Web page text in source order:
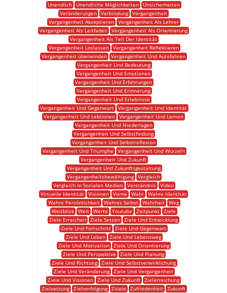
Unendlich
Unendliche Möglichkeiten
Unsicherheiten
Veränderungen Verbindung Vergangenheit
Vergangenheit Akzeptieren
Vergangenheit Als Lehrer
Vergangenheit Als Leitfaden Vergangenheit Als Orientierung
Vergangenheit Als Teil Der Identität
Vergangenheit Loslassen
Vergangenheit Reflektieren
Vergangenheit überwinden Vergangenheit Und Autofahren
Vergangenheit Und Bedeutung
Vergangenheit Und Emotionen
Vergangenheit Und Erfahrungen
Vergangenheit Und Erinnerung
Vergangenheit Und Erlebnisse
Vergangenheit Und Gegenwart Vergangenheit Und Identität
Vergangenheit Und Lektionen Vergangenheit Und Lernen
Vergangenheit Und Niederlagen
Vergangenheit Und Selbstfindung
Vergangenheit Und Selbstreflexion
Vergangenheit Und Triumphe
Vergangenheit Und Wurzeln
Vergangenheit Und Zukunft
Vergangenheit Und Zukunftsgestaltung
Vergangenheitsbewältigung Vergleich
Vergleich In Sozialen Medien Verständnis Video
Virtuelle Identität Visionen Vorne Wahr Wahre Identität
Wahre Persönlichkeit Wahres Selbst Wahrheit Weg
Weitblick
Welt Werte Youtube Zeitpunkt
Ziele
Ziele Erreichen Ziele Setzen Ziele Und Entwicklung
Ziele Und Fortschritt Ziele Und Gegenwart
Ziele Und Leben Ziele Und Lebensweg
Ziele Und Motivation
Ziele Und Orientierung
Ziele Und Perspektive
Ziele Und Planung
Ziele Und Richtung
Ziele Und Selbstverwirklichung
Ziele Und Veränderung Ziele Und Vergangenheit
Ziele Und Visionen Ziele Und Zukunft Zielerreichung
Zielsetzung Zielverfolgung Zitate Zufriedenheit Zukunft